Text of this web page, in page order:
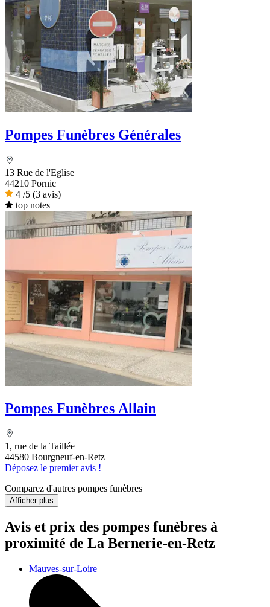
Pompes Funèbres Générales
13 Rue de l'Eglise
44210 Pornic
4 /5 (3 avis)
top notes
Pompes Funèbres Allain
1, rue de la Taillée
44580 Bourgneuf-en-Retz
Déposez le premier avis !
Comparez d'autres pompes funèbres
Afficher plus
Avis et prix des pompes funèbres à
proximité de La Bernerie-en-Retz
Mauves-sur-Loire